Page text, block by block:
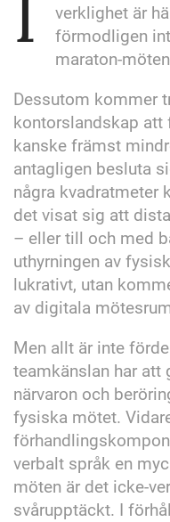
verklighet är
förmodligen
maraton-
Dessutom kommer
kontorslandskap att
kanske främst
antagligen besluta
några kvadratmeter
det visat sig att
– eller till och med
uthyrningen av
lukrativt, utan
av digitala
Men allt är inte
teamkänslan har att
närvaron och
fysiska mötet.
verbalt språk en
möten är det icke-
svårupptäckt. I